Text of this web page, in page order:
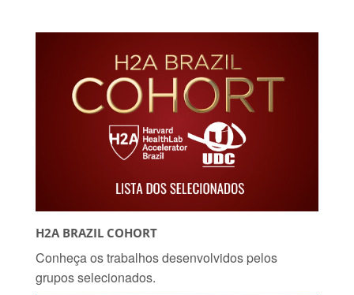
H2A BRAZIL COHORT
Conheça os trabalhos desenvolvidos pelos
grupos selecionados.